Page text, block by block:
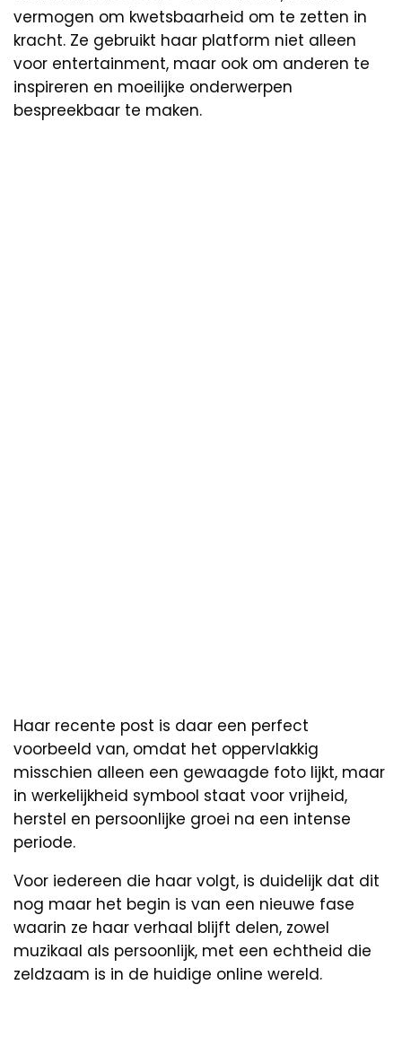
vermogen om kwetsbaarheid om te zetten in
kracht. Ze gebruikt haar platform niet alleen
voor entertainment, maar ook om anderen te
inspireren en moeilijke onderwerpen
bespreekbaar te maken.
Haar recente post is daar een perfect
voorbeeld van, omdat het oppervlakkig
misschien alleen een gewaagde foto lijkt, maar
in werkelijkheid symbool staat voor vrijheid,
herstel en persoonlijke groei na een intense
periode.
Voor iedereen die haar volgt, is duidelijk dat dit
nog maar het begin is van een nieuwe fase
waarin ze haar verhaal blijft delen, zowel
muzikaal als persoonlijk, met een echtheid die
zeldzaam is in de huidige online wereld.